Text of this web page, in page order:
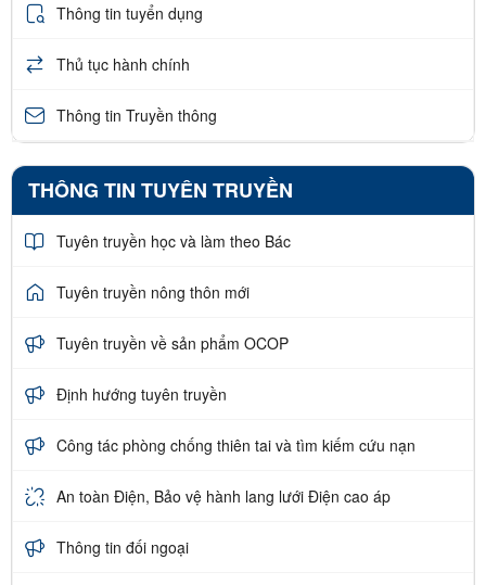
Thông tin tuyển dụng
Thủ tục hành chính
Thông tin Truyền thông
THÔNG TIN TUYÊN TRUYỀN
Tuyên truyền học và làm theo Bác
Tuyên truyền nông thôn mới
Tuyên truyền về sản phẩm OCOP
Định hướng tuyên truyền
Công tác phòng chống thiên tai và tìm kiếm cứu nạn
An toàn Điện, Bảo vệ hành lang lưới Điện cao áp
Thông tin đối ngoại